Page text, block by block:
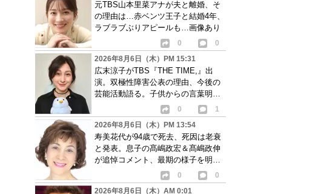
元TBS山本里菜アナが夫と離婚、そ
の理由は…赤ベンツ王子と結婚4年、
ラブラブぶりアピールも…画像あり
0
0
2026年8月6日（木）PM 15:31
広末涼子がTBS『THE TIME,』出
演。双極性障害公表の理由、今後の
芸能活動語る。子供からの言葉明か
0
1
2026年8月6日（木）PM 13:54
寿美花代が94歳で死去、死因は老衰
と発表。息子の髙嶋政宏＆髙嶋政伸
が追悼コメント、最期の様子を明か
0
0
2026年8月6日（木）AM 0:01